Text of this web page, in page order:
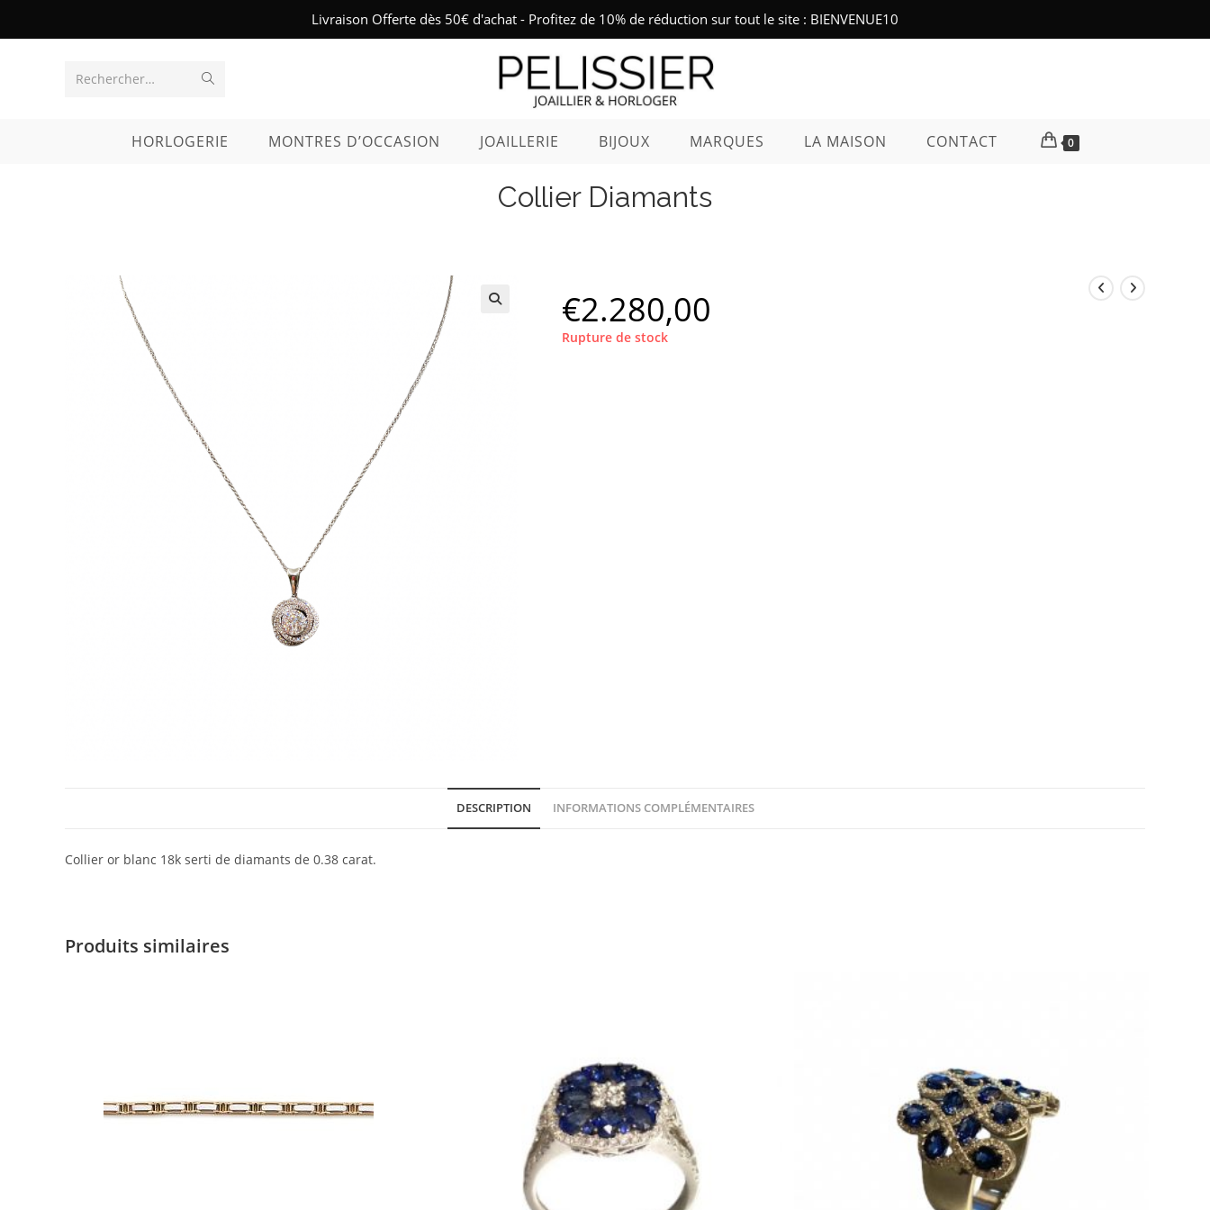
Livraison Offerte dès 50€ d'achat - Profitez de 10% de réduction sur tout le site : BIENVENUE10
Rechercher…
recherche
HORLOGERIE MONTRES D’OCCASION JOAILLERIE BIJOUX MARQUES LA MAISON CONTACT 0
Collier Diamants
€2.280,00
Rupture de stock
DESCRIPTION INFORMATIONS COMPLÉMENTAIRES
Collier or blanc 18k serti de diamants de 0.38 carat.
Produits similaires